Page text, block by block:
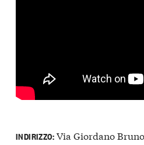
INDIRIZZO:Via Giordano